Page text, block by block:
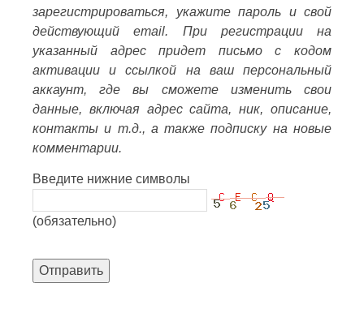
зарегистрироваться, укажите пароль и свой
действующий email. При регистрации на
указанный адрес придет письмо с кодом
активации и ссылкой на ваш персональный
аккаунт, где вы сможете изменить свои
данные, включая адрес сайта, ник, описание,
контакты и т.д., а также подписку на новые
комментарии.
Введите нижние символы
(обязательно)
Отправить